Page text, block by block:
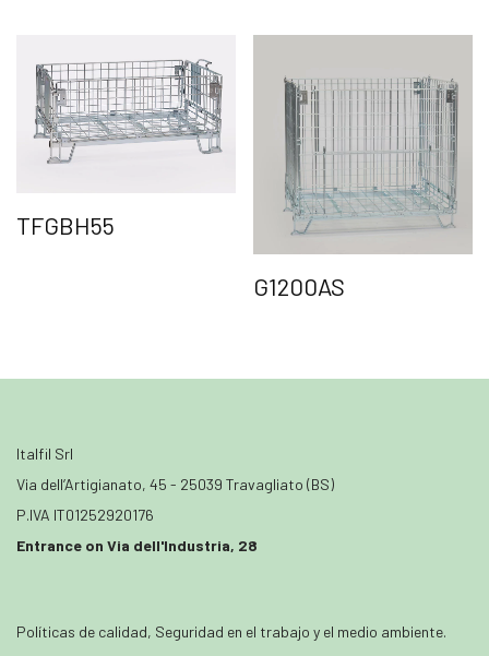
TFGBH55
G1200AS
Italfil Srl
Via dell’Artigianato, 45 - 25039 Travagliato (BS)
P.IVA IT01252920176
Entrance on Via dell'Industria, 28
Políticas de calidad, Seguridad en el trabajo y el medio ambiente.